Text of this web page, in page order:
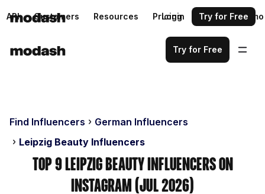
API Customers Resources Pricing Request a demo
Login Try for Free
Try for Free
Find Influencers
German Influencers
Leipzig Beauty Influencers
Top 9 Leipzig Beauty Influencers on
Instagram (Jul 2026)